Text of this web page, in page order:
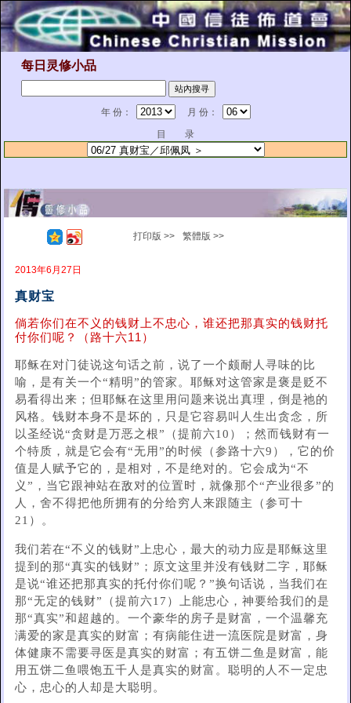
每日灵修小品
年 份：
月 份：
目 录
打印版 >> 繁體版 >>
2013年6月27日
真财宝
倘若你们在不义的钱财上不忠心，谁还把那真实的钱财托
付你们呢？（路十六11）
耶稣在对门徒说这句话之前，说了一个颇耐人寻味的比
喻，是有关一个“精明”的管家。耶稣对这管家是褒是贬不
易看得出来；但耶稣在这里用问题来说出真理，倒是祂的
风格。钱财本身不是坏的，只是它容易叫人生出贪念，所
以圣经说“贪财是万恶之根”（提前六10）；然而钱财有一
个特质，就是它会有“无用”的时候（参路十六9），它的价
值是人赋予它的，是相对，不是绝对的。它会成为“不
义”，当它跟神站在敌对的位置时，就像那个“产业很多”的
人，舍不得把他所拥有的分给穷人来跟随主（参可十
21）。
我们若在“不义的钱财”上忠心，最大的动力应是耶稣这里
提到的那“真实的钱财”；原文这里并没有钱财二字，耶稣
是说“谁还把那真实的托付你们呢？”换句话说，当我们在
那“无定的钱财”（提前六17）上能忠心，神要给我们的是
那“真实”和超越的。一个豪华的房子是财富，一个温馨充
满爱的家是真实的财富；有病能住进一流医院是财富，身
体健康不需要寻医是真实的财富；有五饼二鱼是财富，能
用五饼二鱼喂饱五千人是真实的财富。聪明的人不一定忠
心，忠心的​​人却是大聪明。